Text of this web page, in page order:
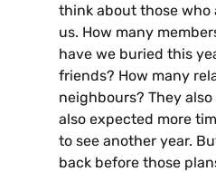
think about those who
us. How many
have we buried this
friends? How many
neighbours? They
also expected more
to see another year.
back before those